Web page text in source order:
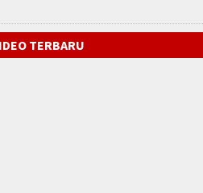
TERBARU